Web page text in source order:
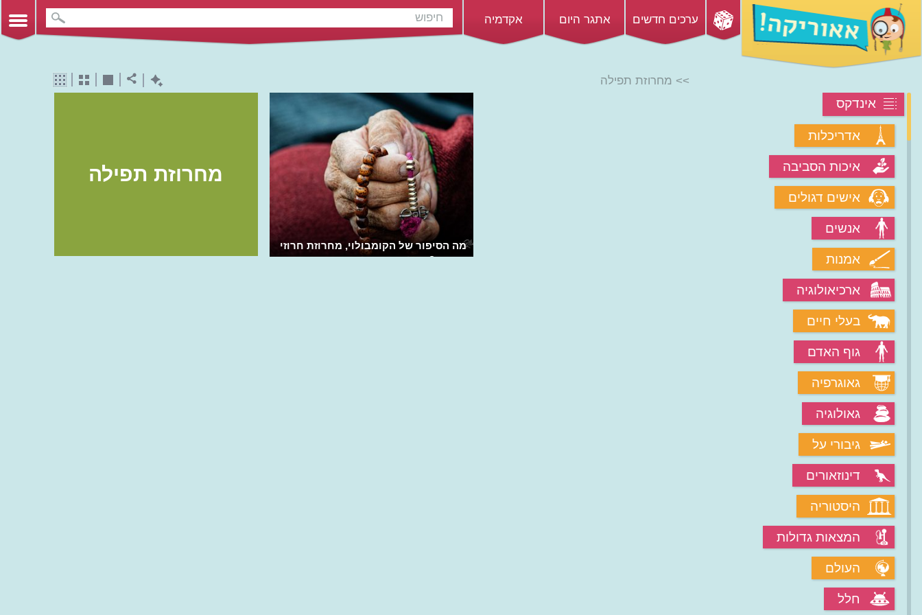
ערכים חדשים אתגר היום אקדמיה
אינדקס
אדריכלות
איכות הסביבה
אישים דגולים
אנשים
אמנות
ארכיאולוגיה
בעלי חיים
גוף האדם
גאוגרפיה
גאולוגיה
גיבורי על
דינוזאורים
היסטוריה
המצאות גדולות
העולם
חלל
>> מחרוזת תפילה
מחרוזת תפילה
מה הסיפור של הקומבולוי, מחרוזת חרוזי
הדאגה?